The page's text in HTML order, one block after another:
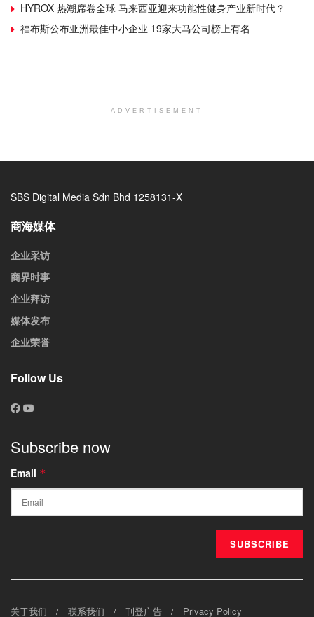
HYROX 热潮席卷全球 马来西亚迎来功能性健身产业新时代？
福布斯公布亚洲最佳中小企业 19家大马公司榜上有名
ADVERTISEMENT
SBS Digital Media Sdn Bhd 1258131-X
商海媒体
企业采访
商界时事
企业拜访
媒体发布
企业荣誉
Follow Us
Subscribe now
Email *
关于我们 联系我们 刊登广告 Privacy Policy